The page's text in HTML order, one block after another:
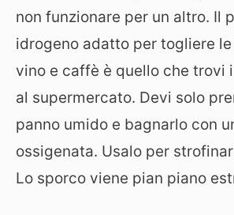
non funzionare per un altro. Il
idrogeno adatto per togliere
vino e caffè è quello che trovi
al supermercato. Devi solo
panno umido e bagnarlo con
ossigenata. Usalo per
Lo sporco viene pian piano